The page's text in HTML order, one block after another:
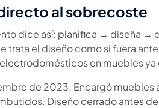
al sobrecoste
dice así: planifica → diseña →
el diseño como si fuera
en muebles
de 2023. Encargó muebles
Diseño cerrado antes